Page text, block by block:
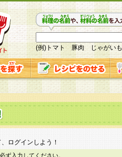
(例)トマト 豚肉 じゃがいも
ログインしよう！
ず入力してください。